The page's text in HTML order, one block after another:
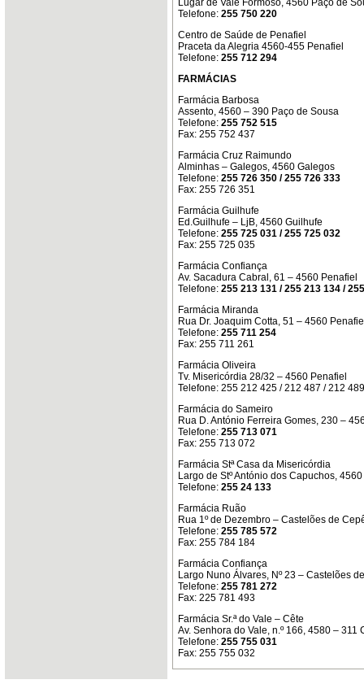
Lugar de Vale Formoso, 4560 Paço de
Telefone: 255 750 220
Centro de Saúde de Penafiel
Praceta da Alegria 4560-455 Penafiel
Telefone: 255 712 294
FARMÁCIAS
Farmácia Barbosa
Assento, 4560 – 390 Paço de Sousa
Telefone: 255 752 515
Fax: 255 752 437
Farmácia Cruz Raimundo
Alminhas – Galegos, 4560 Galegos
Telefone: 255 726 350 / 255 726 333
Fax: 255 726 351
Farmácia Guilhufe
Ed.Guilhufe – LjB, 4560 Guilhufe
Telefone: 255 725 031 / 255 725 032
Fax: 255 725 035
Farmácia Confiança
Av. Sacadura Cabral, 61 – 4560 Penafiel
Telefone: 255 213 131 / 255 213 134 /
Farmácia Miranda
Rua Dr. Joaquim Cotta, 51 – 4560
Telefone: 255 711 254
Fax: 255 711 261
Farmácia Oliveira
Tv. Misericórdia 28/32 – 4560 Penafiel
Telefone: 255 212 425 / 212 487 / 212 489
Farmácia do Sameiro
Rua D. António Ferreira Gomes, 230 –
Telefone: 255 713 071
Fax: 255 713 072
Farmácia Stª Casa da Misericórdia
Largo de Stº António dos Capuchos,
Telefone: 255 24 133
Farmácia Ruão
Rua 1º de Dezembro – Castelões de
Telefone: 255 785 572
Fax: 255 784 184
Farmácia Confiança
Largo Nuno Álvares, Nº 23 – Castelões
Telefone: 255 781 272
Fax: 225 781 493
Farmácia Sr.ª do Vale – Cête
Av. Senhora do Vale, n.º 166, 4580 – 311
Telefone: 255 755 031
Fax: 255 755 032